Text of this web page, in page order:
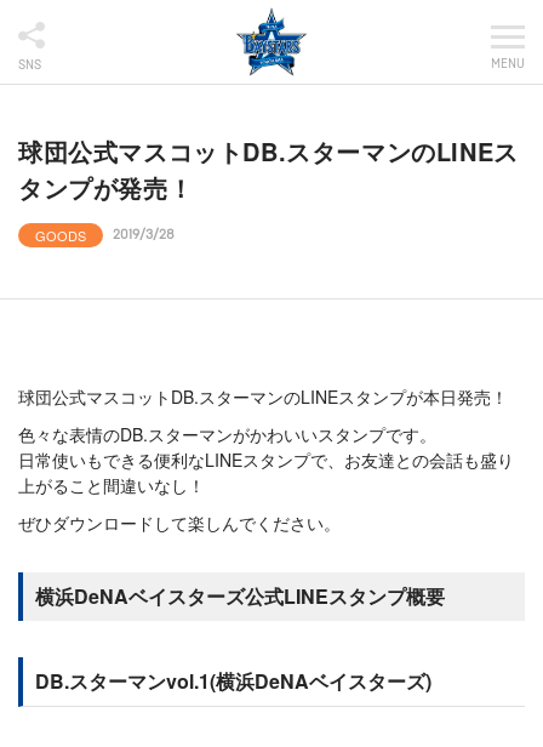
SNS MENU
球団公式マスコットDB.スターマンのLINEス
タンプが発売！
GOODS 2019/3/28
球団公式マスコットDB.スターマンのLINEスタンプが本日発売！
色々な表情のDB.スターマンがかわいいスタンプです。
日常使いもできる便利なLINEスタンプで、お友達との会話も盛り
上がること間違いなし！
ぜひダウンロードして楽しんでください。
横浜DeNAベイスターズ公式LINEスタンプ概要
DB.スターマンvol.1(横浜DeNAベイスターズ)